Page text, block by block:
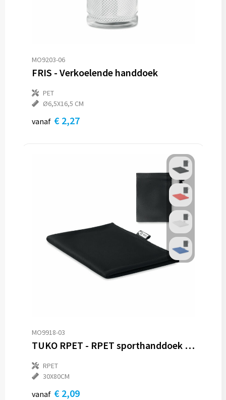
MO9203-06
FRIS - Verkoelende handdoek
PET
Ø6,5X16,5 CM
vanaf € 2,27
MO9918-03
TUKO RPET - RPET sporthanddoek in zakje
RPET
30X80CM
vanaf € 2,09